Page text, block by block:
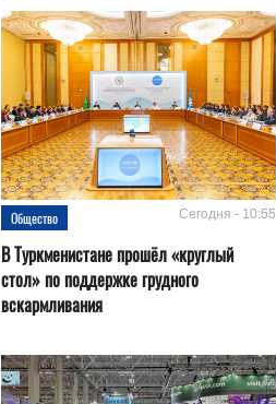
Общество Сегодня - 10:55
В Туркменистане прошёл «круглый
стол» по поддержке грудного
вскармливания